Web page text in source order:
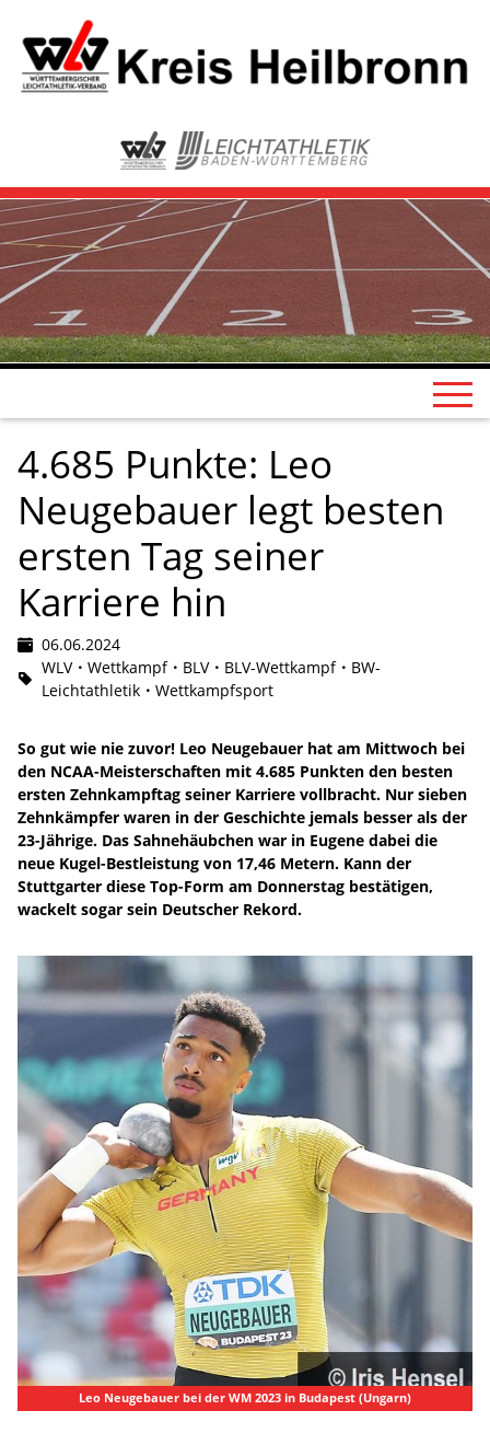
4.685 Punkte: Leo
Neugebauer legt besten
ersten Tag seiner
Karriere hin
06.06.2024
WLV
Wettkampf BLV BLV-Wettkampf
BW-
Leichtathletik
Wettkampfsport
So gut wie nie zuvor! Leo Neugebauer hat am Mittwoch bei
den NCAA-Meisterschaften mit 4.685 Punkten den besten
ersten Zehnkampftag seiner Karriere vollbracht. Nur sieben
Zehnkämpfer waren in der Geschichte jemals besser als der
23-Jährige. Das Sahnehäubchen war in Eugene dabei die
neue Kugel-Bestleistung von 17,46 Metern. Kann der
Stuttgarter diese Top-Form am Donnerstag bestätigen,
wackelt sogar sein Deutscher Rekord.
Leo Neugebauer bei der WM 2023 in Budapest (Ungarn)